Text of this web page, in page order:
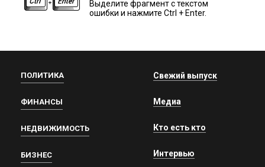
Выделите фрагмент с текстом
ошибки и нажмите Ctrl + Enter.
ПОЛИТИКА
ФИНАНСЫ
НЕДВИЖИМОСТЬ
БИЗНЕС
Свежий выпуск
Медиа
Кто есть кто
Интервью